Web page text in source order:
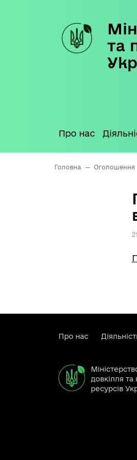
та
Про нас
Головна — Оголошення
Про нас
довкілля
ресурсів